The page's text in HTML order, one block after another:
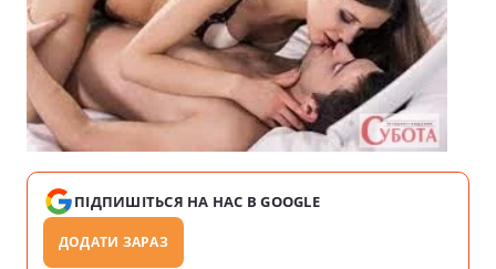
ПІДПИШІТЬСЯ НА НАС В GOOGLE
ДОДАТИ ЗАРАЗ